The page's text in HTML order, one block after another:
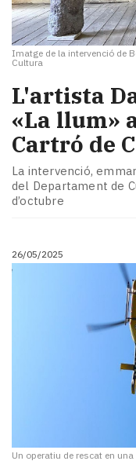
Imatge de la intervenció de
Cultura
L'artista
«La llum»
Cartró de
La intervenció,
del Departament de
d’octubre
26/05/2025
Un operatiu de rescat en